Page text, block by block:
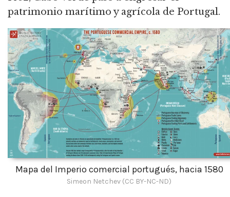
patrimonio marítimo y agrícola de Portugal.
Mapa del Imperio comercial portugués, hacia 1580
Simeon Netchev (CC BY-NC-ND)